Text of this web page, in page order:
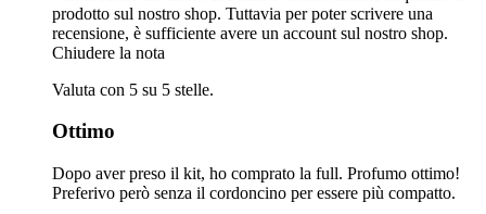
prodotto sul nostro shop. Tuttavia per poter scrivere una
recensione, è sufficiente avere un account sul nostro shop.
Chiudere la nota
Valuta con 5 su 5 stelle.
Ottimo
Dopo aver preso il kit, ho comprato la full. Profumo ottimo!
Preferivo però senza il cordoncino per essere più compatto.